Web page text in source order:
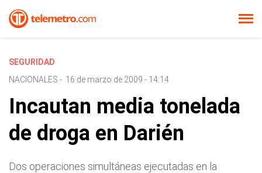
SEGURIDAD
NACIONALES - 16 de marzo de 2009 - 14:14
Incautan media tonelada
de droga en Darién
Dos operaciones simultáneas ejecutadas en la